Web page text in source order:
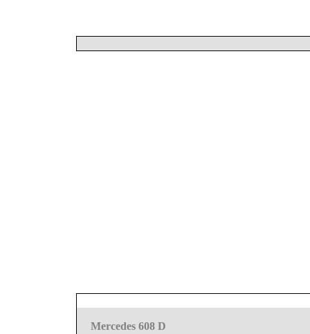
Mercedes 608 D